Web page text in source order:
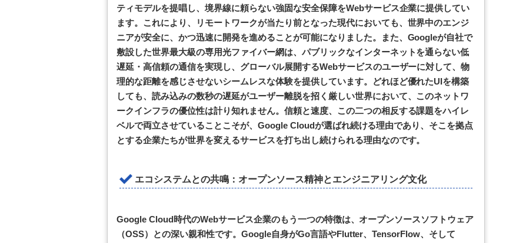
ティモデルを提唱し、境界線に頼らない強固な安全保障をWebサービス企業に提供してい
ます。これにより、リモートワークが当たり前となった現代においても、世界中のエンジ
ニアが安全に、かつ迅速に開発を進めることが可能になりました。また、Googleが自社で
敷設した世界最大級の専用光ファイバー網は、パブリックなインターネットを通らない低
遅延・高信頼の通信を実現し、グローバル展開するWebサービスのユーザーに対して、物
理的な距離を感じさせないシームレスな体験を提供しています。どれほど優れたUIを構築
しても、読み込みの数秒の遅延がユーザー離脱を招く厳しい世界において、このネットワ
ークインフラの優位性は計り知れません。信頼と速度、この二つの相反する課題をハイレ
ベルで両立させていることこそが、Google Cloudが選ばれ続ける理由であり、そこを拠点
とする企業たちが世界を変えるサービスを打ち出し続けられる理由なのです。
エコシステムとの共鳴：オープンソース精神とエンジニアリング文化
Google Cloud時代のWebサービス企業のもう一つの特徴は、オープンソースソフトウェア
（OSS）との深い親和性です。Google自身がGo言語やFlutter、TensorFlow、そして